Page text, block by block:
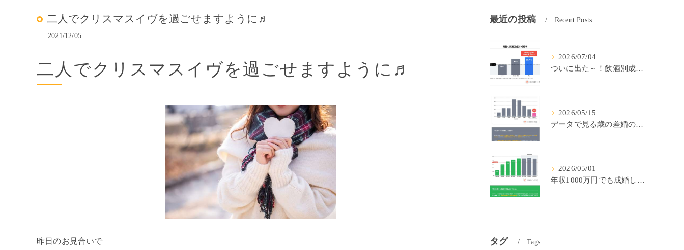
二人でクリスマスイヴを過ごせますように♬
2021/12/05
二人でクリスマスイヴを過ごせますように♬
昨日のお見合いで
最近の投稿 Recent Posts
2026/07/04
ついに出た～！飲酒別成婚率(IBJ)！
2026/05/15
データで見る歳の差婚の確率の低さ。
2026/05/01
年収1000万円でも成婚しやすいとは限らない? 「年収帯別の成婚率」のリアル
タグ Tags